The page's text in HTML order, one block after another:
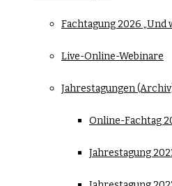
Fachtagung 2026 „Und
Live-Online-Webinare
Jahrestagungen
Online-Fachtag
Jahrestagung